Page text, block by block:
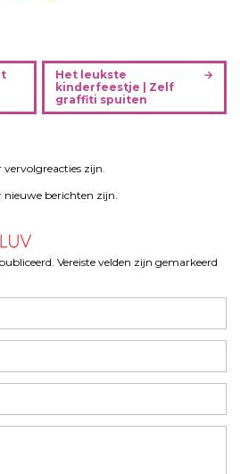
Het leukste
kinderfeestje | Zelf
graffiti spuiten
Vereiste velden zijn gemarkeerd
vervolgreacties zijn.
nieuwe berichten zijn.